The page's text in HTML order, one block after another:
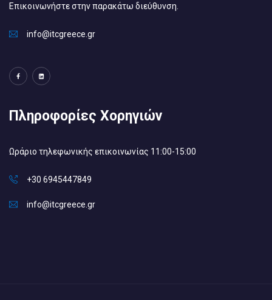
Επικοινωνήστε στην παρακάτω διεύθυνση.
info@itcgreece.gr
Πληροφορίες Χορηγιών
Ωράριο τηλεφωνικής επικοινωνίας 11:00-15:00
+30 6945447849
info@itcgreece.gr